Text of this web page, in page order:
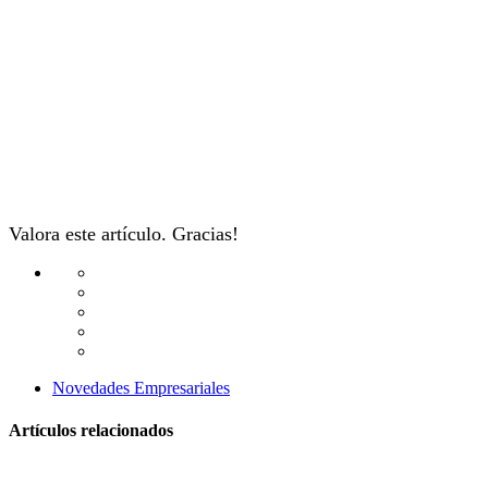
Valora este artículo. Gracias!
Novedades Empresariales
Artículos relacionados